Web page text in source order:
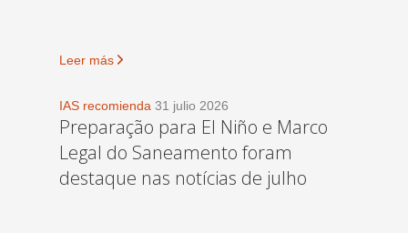
Leer más
IAS recomienda 31 julio 2026
Preparação para El Niño e Marco
Legal do Saneamento foram
destaque nas notícias de julho